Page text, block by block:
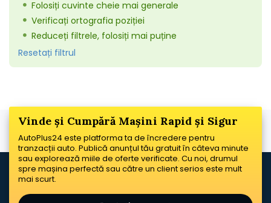
Folosiți cuvinte cheie mai generale
Verificați ortografia poziției
Reduceți filtrele, folosiți mai puține
Resetați filtrul
Vinde și Cumpără Mașini Rapid și Sigur
AutoPlus24 este platforma ta de încredere pentru
tranzacții auto. Publică anunțul tău gratuit în câteva minute
sau explorează miile de oferte verificate. Cu noi, drumul
spre mașina perfectă sau către un client serios este mult
mai scurt.